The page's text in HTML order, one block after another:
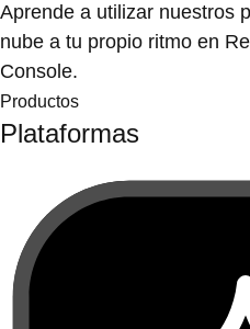
Aprende a utilizar nuestros
nube a tu propio ritmo en
Console.
Productos
Plataformas